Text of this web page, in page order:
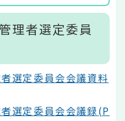
理者選定委員
選定委員会会議資料
選定委員会会議録(P